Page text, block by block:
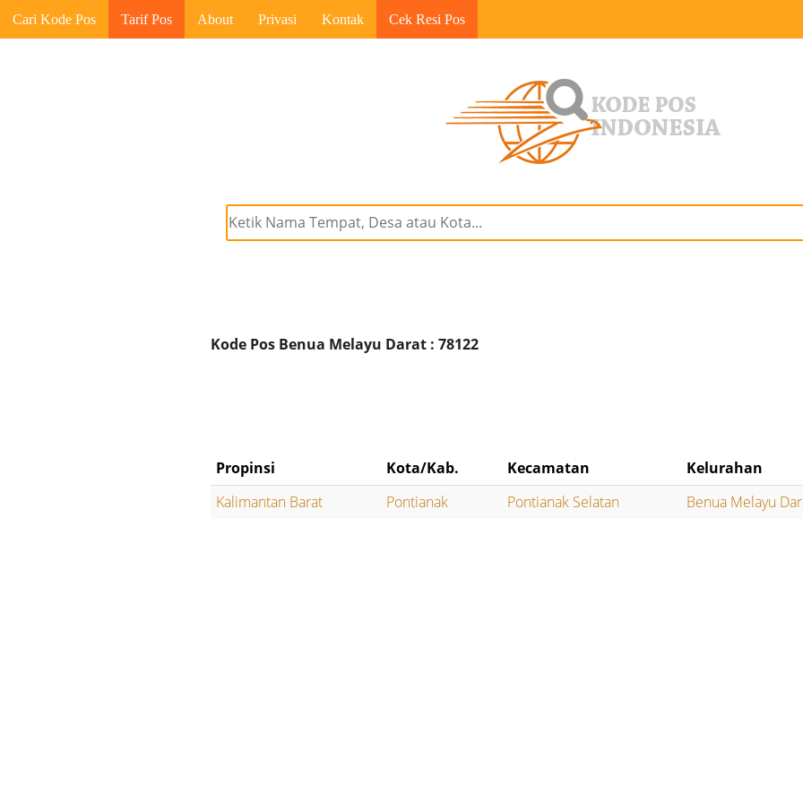
Cari Kode Pos Tarif Pos About Privasi Kontak Cek Resi Pos
Kode Pos Benua Melayu Darat : 78122
Propinsi Kota/Kab. Kecamatan
Kelurahan
Kalimantan Barat
Pontianak Pontianak Selatan Benua Melayu